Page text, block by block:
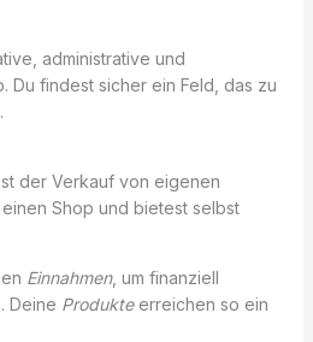
administrative und
Du findest sicher ein Feld, das zu
der Verkauf von eigenen
Shop und bietest selbst
Einnahmen, um finanziell
Deine Produkteerreichen so ein